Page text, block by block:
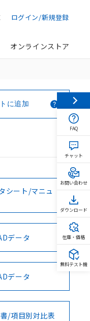
ログイン/新規登録
オンラインストア
に追加
シート/マニュ
データ
データ
/項目別対比表
FAQ
チャット
お問い合わせ
ダウンロード
在庫・価格
無料テスト機